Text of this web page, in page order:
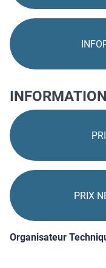
PRIX
Organisateur